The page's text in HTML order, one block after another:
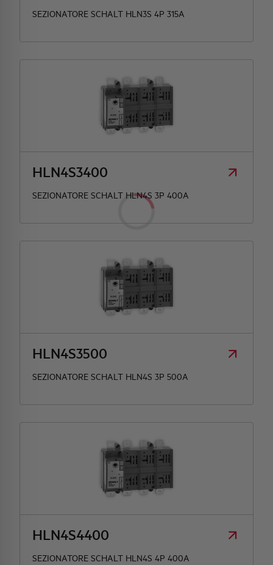
SEZIONATORE SCHALT HLN3S 4P 315A
HLN4S3400
SEZIONATORE SCHALT HLN4S 3P 400A
HLN4S3500
SEZIONATORE SCHALT HLN4S 3P 500A
HLN4S4400
SEZIONATORE SCHALT HLN4S 4P 400A